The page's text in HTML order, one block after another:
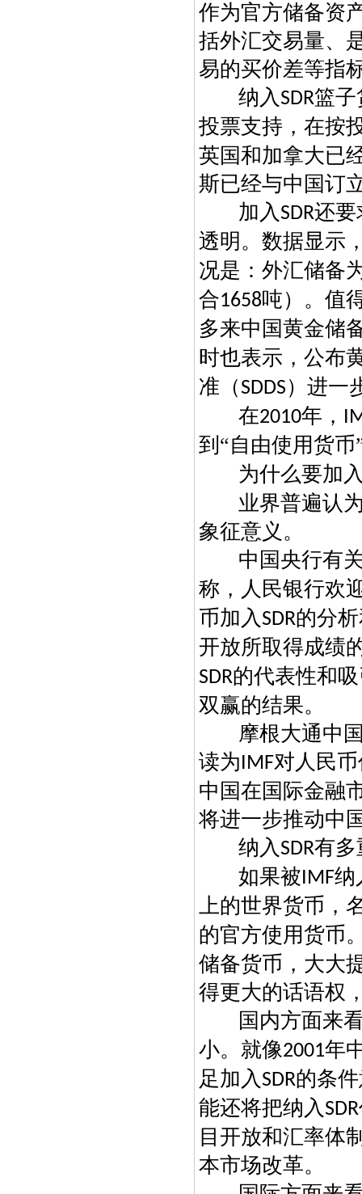
作为官方储备资
括外汇交易量、
易的买价差等指
纳入SDR篮子
投票支持，在按
英国和加拿大已
斯已经与中国订
加入SDR还要
透明。数据显示
况是：外汇储备
合1658吨）。值
多来中国黄金储
时也表示，公布
准（SDDS）进一
在2010年，
到“自由使用货
为什么要加
业界普遍认
象征意义。
中国央行有
称，人民银行欢
币加入SDR的分
开放所取得成绩
SDR的代表性和
双赢的结果。
摩根大通中
读为IMF对人民
中国在国际金融
将进一步推动中
纳入SDR有多
如果被IMF纳
上的世界货币，
的官方使用货币
储备货币，大大
得更大的话语权
国内方面来
小。就像2001年
足加入SDR的条
能还将把纳入SDR
目开放和汇率体
本市场改革。